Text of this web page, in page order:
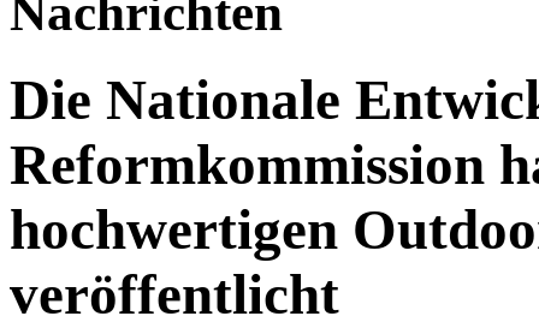
Nachrichten
Die Nationale
Reformkommission
hochwertigen
veröffentlicht